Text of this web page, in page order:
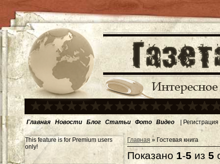
Главная Новости Блог Статьи Фото Видео | Регистрация
This feature is for Premium users
only!
Главная » Гостевая книга
Показано 1-5 из 5